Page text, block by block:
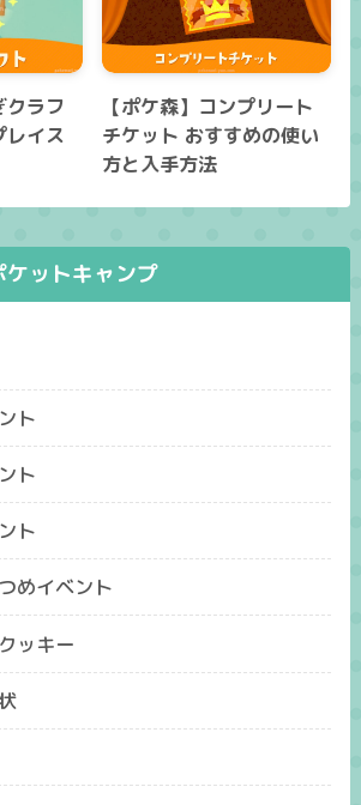
クラフ
レイス
【ポケ森】コンプリート
チケット おすすめの使い
方と入手方法
ットキャンプ
ト
ト
ト
めイベント
ッキー